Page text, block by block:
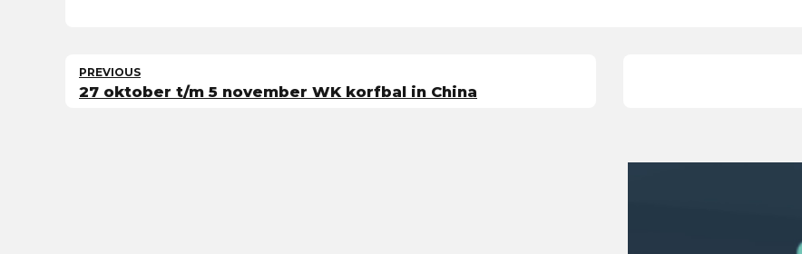
PREVIOUS
27 oktober t/m 5 november WK korfbal in China